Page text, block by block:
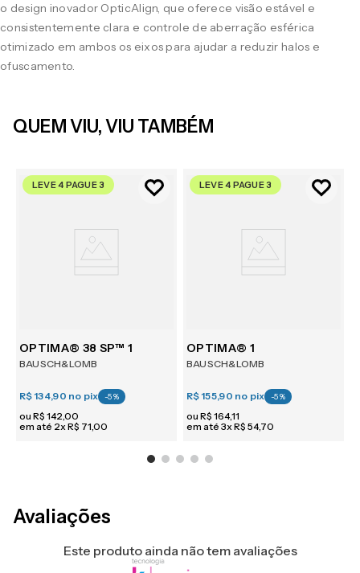
o design inovador OpticAlign, que oferece visão estável e
consistentemente clara e controle de aberração esférica
otimizado em ambos os eixos para ajudar a reduzir halos e
ofuscamento.
QUEM VIU, VIU TAMBÉM
LEVE 4 PAGUE 3
OPTIMA® 38 SP™ 1
BAUSCH&LOMB
R$ 134,90 no pix -5%
ou R$ 142,00
em até 2xR$ 71,00
LEVE 4 PAGUE 3
OPTIMA® 1
BAUSCH&LOMB
R$ 155,90 no pix -5%
ou R$ 164,11
em até 3xR$ 54,70
Avaliações
Este produto ainda não tem avaliações